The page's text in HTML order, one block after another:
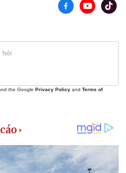
Chứng khoán
the Google Privacy Policy and Terms of